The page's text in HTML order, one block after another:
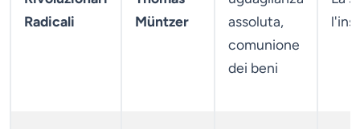
Radicali
Müntzer
assoluta,
comunione
dei beni